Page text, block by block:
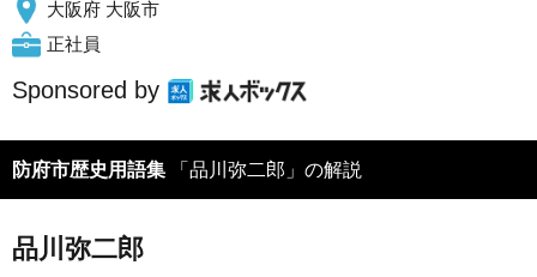
大阪府 大阪市
正社員
Sponsored by
防府市歴史用語集 「品川弥二郎」の解説
品川弥二郎